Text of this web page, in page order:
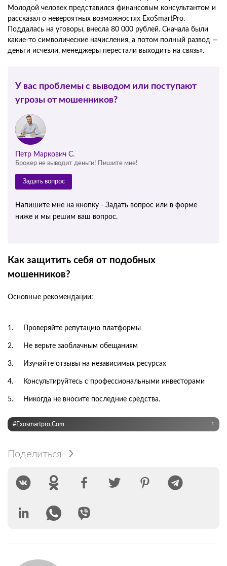
Молодой человек представился финансовым консультантом и
рассказал о невероятных возможностях ExoSmartPro.
Поддалась на уговоры, внесла 80 000 рублей. Сначала были
какие-то символические начисления, а потом полный развод —
деньги исчезли, менеджеры перестали выходить на связь».
У вас проблемы с выводом или поступают
угрозы от мошенников?
Петр Маркович С.
Брокер не выводит деньги! Пишите мне!
Задать вопрос
Напишите мне на кнопку - Задать вопрос или в форме
ниже и мы решим ваш вопрос.
Как защитить себя от подобных
мошенников?
Основные рекомендации:
Проверяйте репутацию платформы
Не верьте заоблачным обещаниям
Изучайте отзывы на независимых ресурсах
Консультируйтесь с профессиональными инвесторами
Никогда не вносите последние средства.
#exosmartpro.com 1
Поделиться